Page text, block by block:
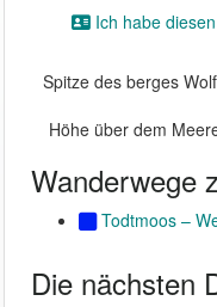
Ich habe
Spitze des berges
Höhe über dem
Wanderwege
Todtmoos –
Die nächsten